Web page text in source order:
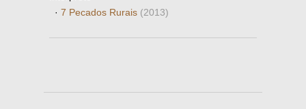
· 7 Pecados Rurais (2013)